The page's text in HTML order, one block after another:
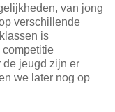
van jong
verschillende
is
de jeugd zijn er
we later nog op